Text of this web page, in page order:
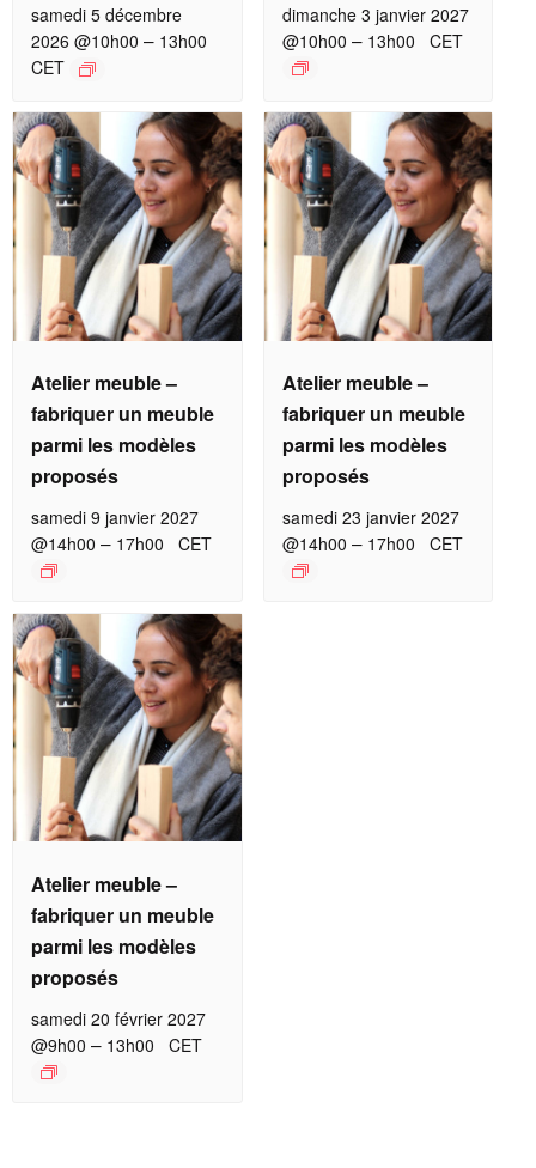
samedi 5 décembre
2026 @10h00 – 13h00
CET
dimanche 3 janvier 2027
@10h00 – 13h00 CET
Atelier meuble –
fabriquer un meuble
parmi les modèles
proposés
samedi 9 janvier 2027
@14h00 – 17h00 CET
Atelier meuble –
fabriquer un meuble
parmi les modèles
proposés
samedi 23 janvier 2027
@14h00 – 17h00 CET
Atelier meuble –
fabriquer un meuble
parmi les modèles
proposés
samedi 20 février 2027
@9h00 – 13h00 CET